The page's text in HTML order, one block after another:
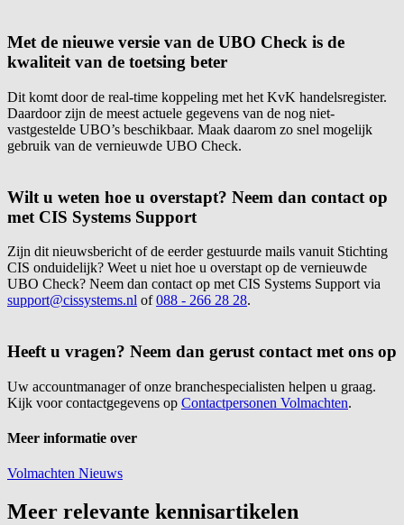
Met de nieuwe versie van de UBO Check is de
kwaliteit van de toetsing beter
Dit komt door de real-time koppeling met het KvK handelsregister.
Daardoor zijn de meest actuele gegevens van de nog niet-
vastgestelde UBO’s beschikbaar. Maak daarom zo snel mogelijk
gebruik van de vernieuwde UBO Check.
Wilt u weten hoe u overstapt? Neem dan contact op
met CIS Systems Support
Zijn dit nieuwsbericht of de eerder gestuurde mails vanuit Stichting
CIS onduidelijk? Weet u niet hoe u overstapt op de vernieuwde
UBO Check? Neem dan contact op met CIS Systems Support via
support@cissystems.nl of088 - 266 28 28.
Heeft u vragen? Neem dan gerust contact met ons op
Uw accountmanager of onze branchespecialisten helpen u graag.
Kijk voor contactgegevens op Contactpersonen Volmachten.
Meer informatie over
Volmachten Nieuws
Meer relevante kennisartikelen